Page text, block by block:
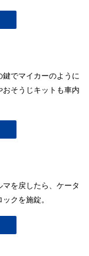
でマイカーのように
そうじキットも車内
マを戻したら、ケータ
クを施錠。